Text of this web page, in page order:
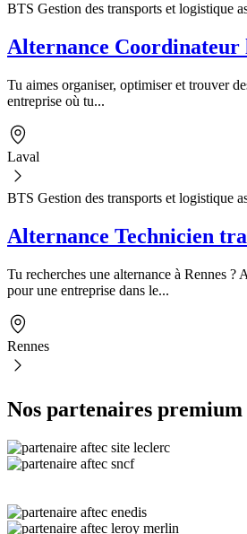
BTS Gestion des transports et logistique
Alternance Coordinateur
Tu aimes organiser, optimiser et trouver
entreprise où tu...
Laval
BTS Gestion des transports et logistique
Alternance Technicien
Tu recherches une alternance à Rennes ?
pour une entreprise dans le...
Rennes
Nos partenaires premium